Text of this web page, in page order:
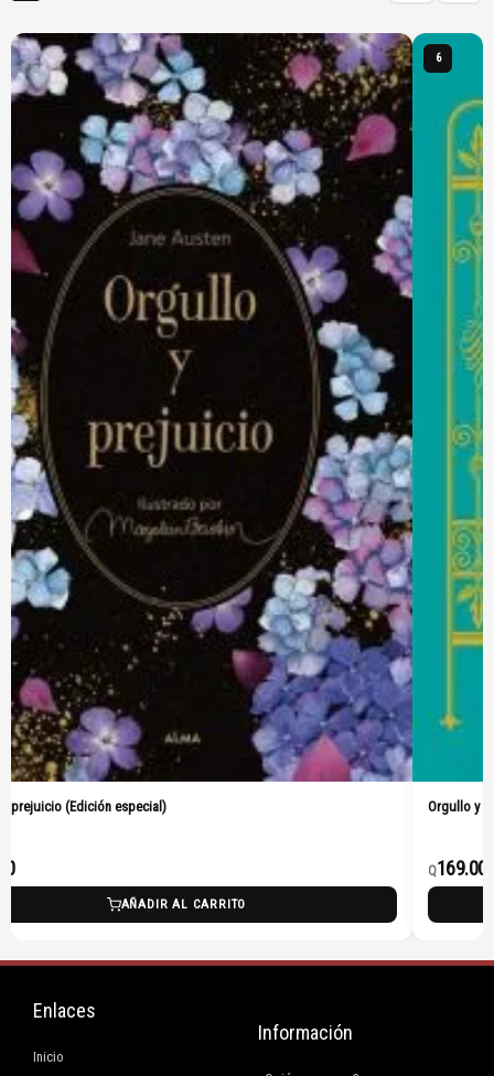
6
Enlaces
Inicio
Información